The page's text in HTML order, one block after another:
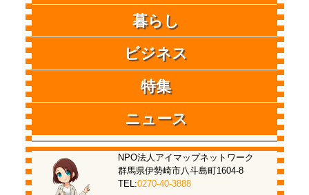
暮らし
ビジネス
特集
ニュース
NPO法人アイマップネットワーク
群馬県伊勢崎市八斗島町1604-8
TEL:0270-40-3888